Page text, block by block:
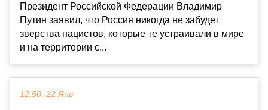
Президент Российской Федерации Владимир
Путин заявил, что Россия никогда не забудет
зверства нацистов, которые те устраивали в мире
и на территории с...
12:50, 22 Янв